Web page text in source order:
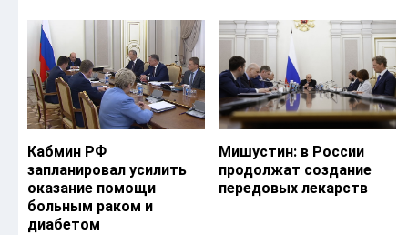
Кабмин РФ
запланировал усилить
оказание помощи
больным раком и
диабетом
Мишустин: в России
продолжат создание
передовых лекарств